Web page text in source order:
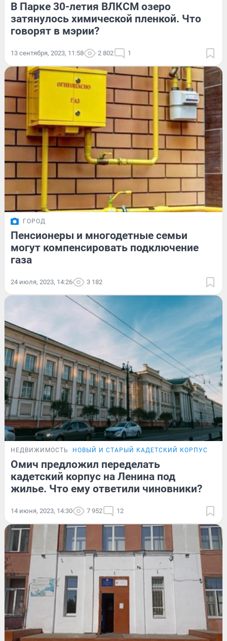
В Парке 30-летия ВЛКСМ озеро
затянулось химической пленкой. Что
говорят в мэрии?
13 сентября, 2023, 11:58 2 802 1
ГОРОД
Пенсионеры и многодетные семьи
могут компенсировать подключение
газа
24 июля, 2023, 14:26 3 182
НЕДВИЖИМОСТЬ НОВЫЙ И СТАРЫЙ КАДЕТСКИЙ КОРПУС
Омич предложил переделать
кадетский корпус на Ленина под
жилье. Что ему ответили чиновники?
14 июня, 2023, 14:30 7 952 12